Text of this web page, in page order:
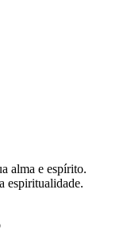
alma e espírito.
espiritualidade.